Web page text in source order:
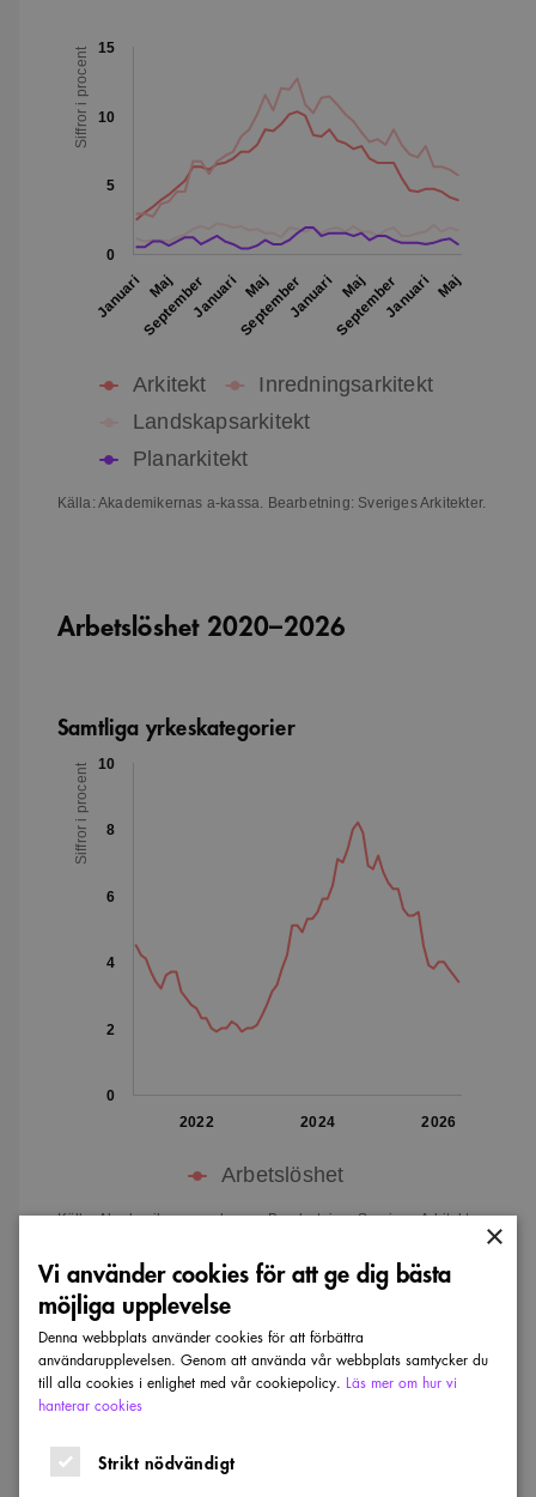
Siffror i procent
Arkitekt
Inredningsarkitekt
Landskapsarkitekt
Planarkitekt
Januari Maj
SeptemberJanuari Maj
SeptemberJanuari Maj
SeptemberJanuari Maj
0
5
10
15
Källa: Akademikernas a-kassa. Bearbetning: Sveriges Arkitekter.
Arbetslöshet 2020–2026
Samtliga yrkeskategorier
Siffror i procent
Arbetslöshet
2022 2024 2026
0
2
4
6
8
10
Källa: Akademikernas a-kassa. Bearbetning: Sveriges Arkitekter.
Arbetslöshet per yrkesgrupp 2020–
2026
×
Vi använder cookies för att ge dig bästa
möjliga upplevelse
Denna webbplats använder cookies för att förbättra
användarupplevelsen. Genom att använda vår webbplats samtycker du
till alla cookies i enlighet med vår cookiepolicy. Läs mer om hur vi
hanterar cookies
Strikt nödvändigt